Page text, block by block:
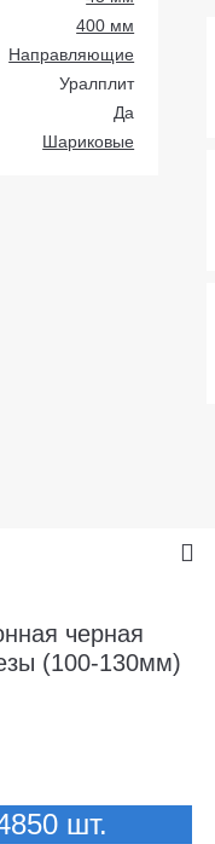
400 мм
Направляющие
Уралплит
Да
Шариковые
черная
(100-130мм)
шт.